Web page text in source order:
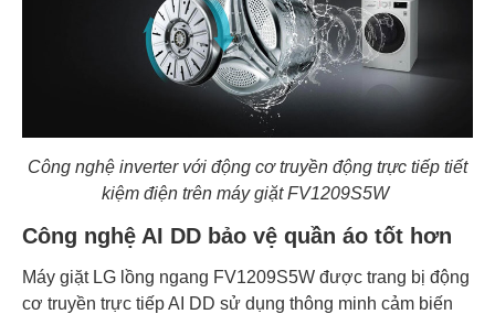
Công nghệ inverter với động cơ truyền động trực tiếp tiết
kiệm điện trên máy giặt FV1209S5W
Công nghệ AI DD bảo vệ quần áo tốt hơn
Máy giặt LG lồng ngang FV1209S5W được trang bị động
cơ truyền trực tiếp AI DD sử dụng thông minh cảm biến